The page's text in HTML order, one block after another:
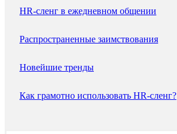
HR-сленг в ежедневном общении
Распространенные заимствования
Новейшие тренды
Как грамотно использовать HR-сленг?